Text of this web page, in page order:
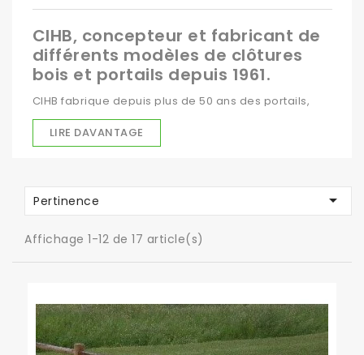
CIHB, concepteur et fabricant de
différents modèles de clôtures
bois et portails depuis 1961.
CIHB fabrique depuis plus de 50 ans des portails,
des clôtures en bois pour les professionnels et les
particuliers.
conçues et fabriquées en France, dans nos ateliers
de Saint Pardoux la Rivière au coeur du
Régional Périgord Limousin .
Nous expédions sur toute la France aux
professionnels comme aux particuliers.
LIRE DAVANTAGE
Pertinence 
Affichage 1-12 de 17 article(s)